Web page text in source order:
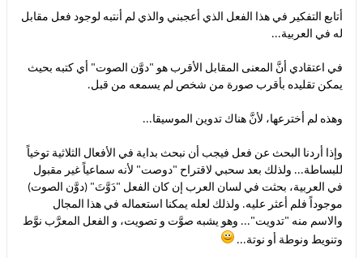
أتابع التفكير في هذا الفعل الذي أعجبني والذي لم أنتبه لوجود فعل مقابل
له في العربية...
في اعتقادي أنَّ المعنى المقابل الأقرب هو "دوَّن الصوت" أي كتبه بحيث
يمكن تقليده بأقرب صورة من شخص لم يسمعه من قبل.
وهذه لم أخترعها، لأنَّ هناك تدوين الموسيقا...
وإذا أردنا البحث عن فعل فيجب أن نبحث بداية في الأفعال الثلاثية توخياً
للبساطة... ولذلك بعد سحبي لاقتراح "دوصت" لأنه سماعياً غير مقبول
في العربية، بحثت في لسان العرب إن كان الفعل "دَوَّتَ" (دوَّن الصوت)
موجوداً فلم أعثر عليه. ولذلك لعله يمكنا استعماله في هذا المجال
والاسم منه "تدويت"... وهو يشبه صوَّت و تصويت، و الفعل المعرَّب نوَّط
وتنويط ونوطة أو نوتة...